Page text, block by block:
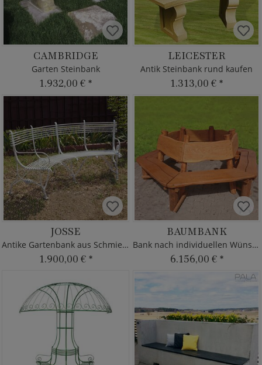
CAMBRIDGE
Garten Steinbank
1.932,00 € *
LEICESTER
Antik Steinbank rund kaufen
1.313,00 € *
JOSSE
Antike Gartenbank aus Schmiedeeisen
1.900,00 € *
BAUMBANK
Bank nach individuellen Wünschen
6.156,00 € *